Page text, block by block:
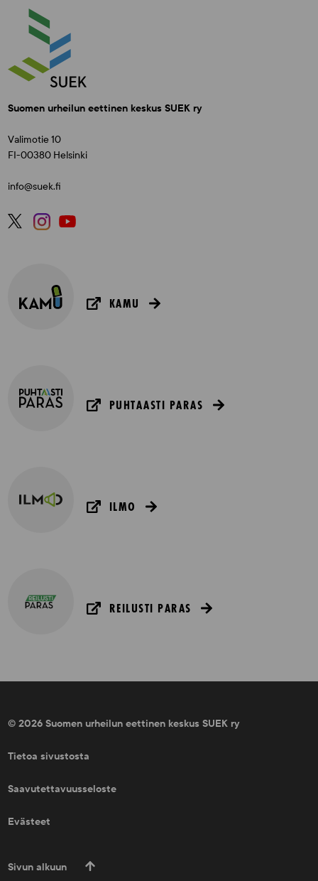
Suomen urheilun eettinen keskus SUEK ry
Valimotie 10
FI-00380 Helsinki
info@suek.fi
KAMU
PUHTAASTI PARAS
ILMO
REILUSTI PARAS
© 2026 Suomen urheilun eettinen keskus SUEK ry
Tietoa sivustosta
Saavutettavuusseloste
Evästeet
Sivun alkuun